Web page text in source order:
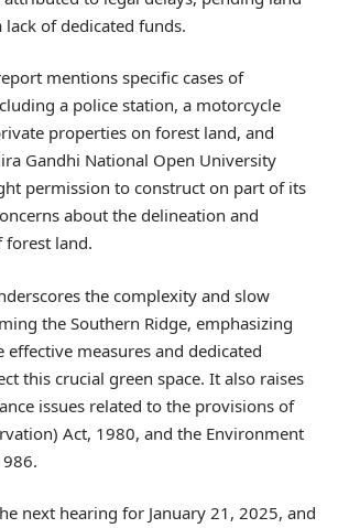
of dedicated funds.
mentions specific cases of
a police station, a motorcycle
properties on forest land, and
Gandhi National Open University
permission to construct on part of its
about the delineation and
land.
the complexity and slow
the Southern Ridge, emphasizing
measures and dedicated
this crucial green space. It also raises
issues related to the provisions of
Act, 1980, and the Environment
next hearing for January 21, 2025, and